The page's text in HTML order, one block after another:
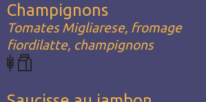
Champignons
Tomates Migliarese, fromage
fiordilatte, champignons